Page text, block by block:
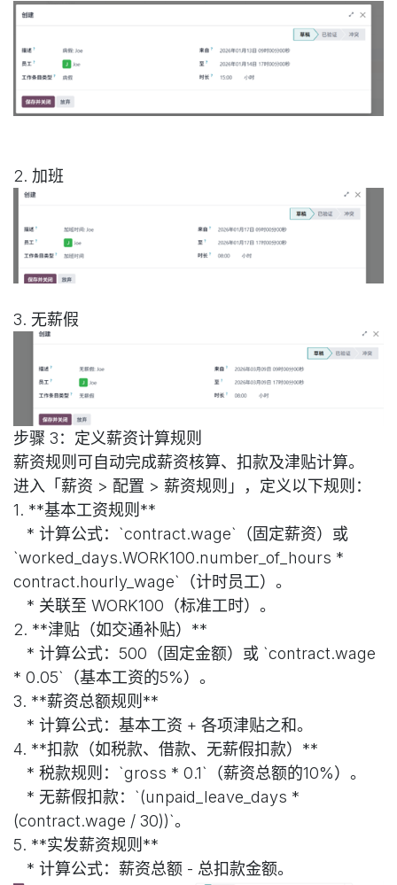
2. 加班
3. 无薪假
步骤 3：定义薪资计算规则
薪资规则可自动完成薪资核算、扣款及津贴计算。
进入「薪资 > 配置 > 薪资规则」，定义以下规则：
1. **基本工资规则**
* 计算公式：`contract.wage`（固定薪资）或
`worked_days.WORK100.number_of_hours *
contract.hourly_wage`（计时员工）。
* 关联至 WORK100（标准工时）。
2. **津贴（如交通补贴）**
* 计算公式：500（固定金额）或 `contract.wage
* 0.05`（基本工资的5%）。
3. **薪资总额规则**
* 计算公式：基本工资 + 各项津贴之和。
4. **扣款（如税款、借款、无薪假扣款）**
* 税款规则：`gross * 0.1`（薪资总额的10%）。
* 无薪假扣款：`(unpaid_leave_days *
(contract.wage / 30))`。
5. **实发薪资规则**
* 计算公式：薪资总额 - 总扣款金额。